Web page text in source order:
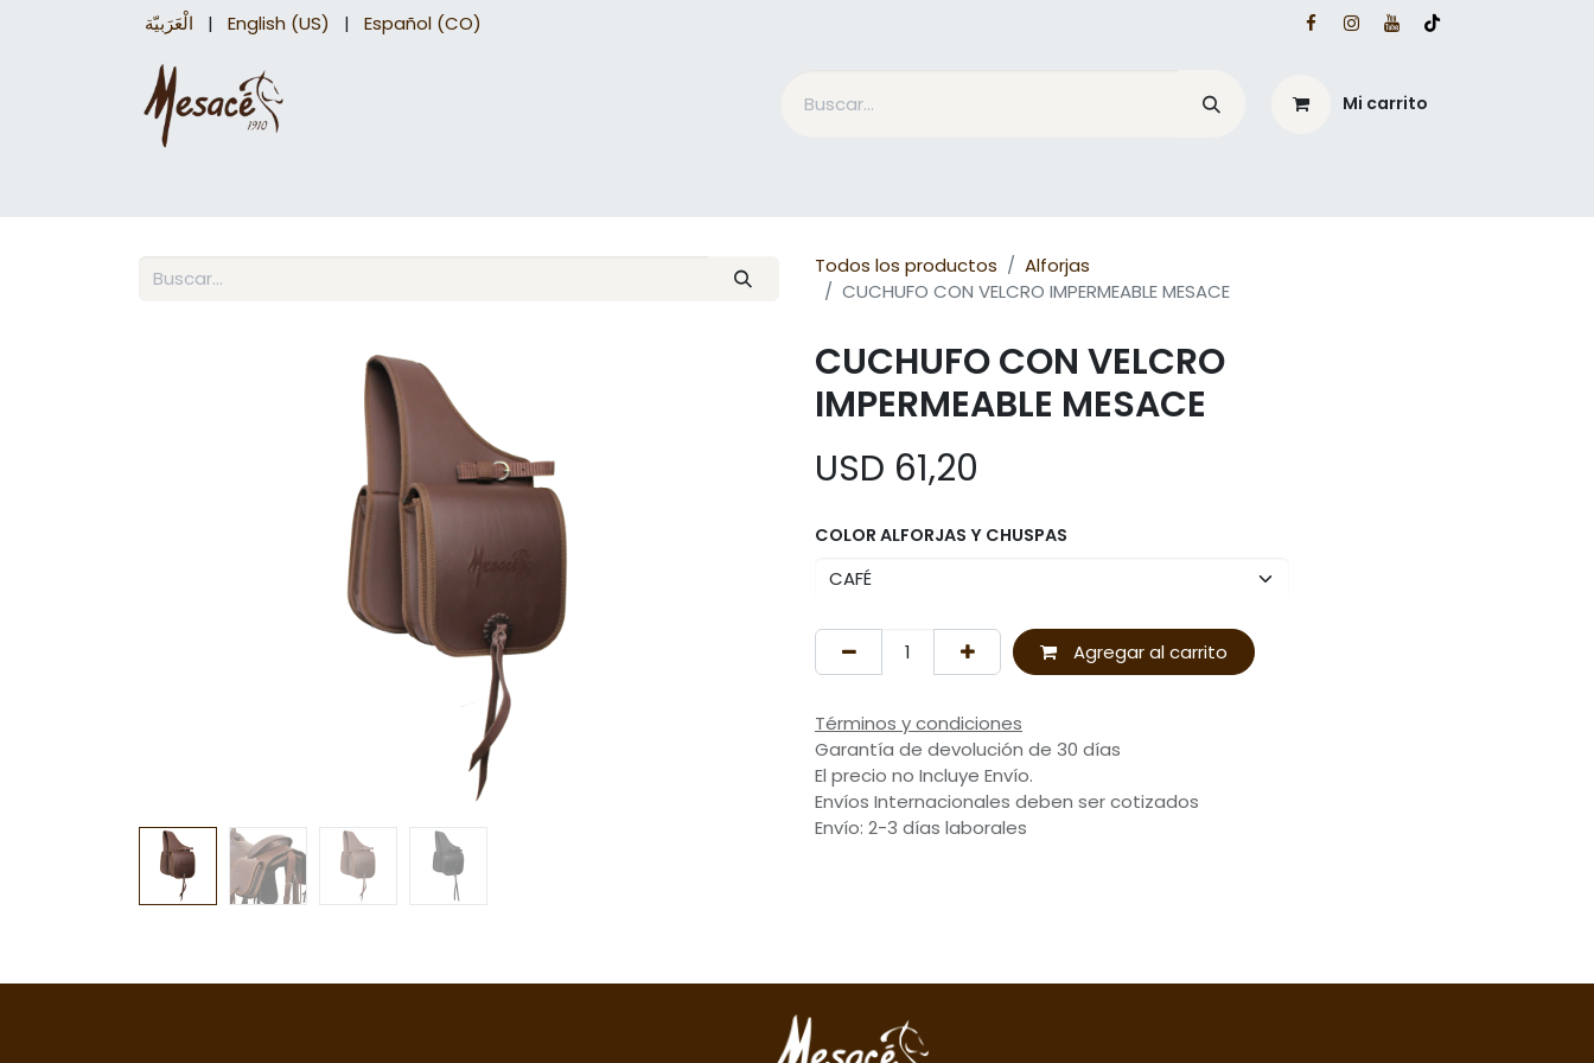
الْعَرَبيّة | English (US) | Español (CO)
Mi carrito
Todos los productos
Alforjas
CUCHUFO CON VELCRO IMPERMEABLE MESACE
CUCHUFO CON VELCRO
IMPERMEABLE MESACE
USD 61,20
COLOR ALFORJAS Y CHUSPAS
Agregar al carrito
Términos y condiciones
Garantía de devolución de 30 días
El precio no Incluye Envío.
Envíos Internacionales deben ser cotizados
Envío: 2-3 días laborales